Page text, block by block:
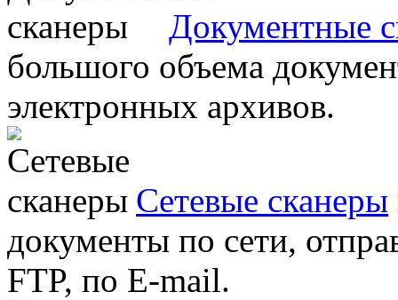
Документные
большого объема
электронных архивов.
Сетевые сканеры
документы по сети,
FTP, по E-mail.